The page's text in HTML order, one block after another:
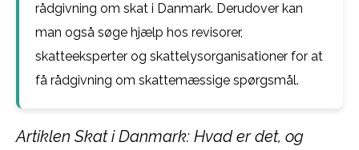
rådgivning om skat i Danmark. Derudover kan
man også søge hjælp hos revisorer,
skatteeksperter og skattelysorganisationer for at
få rådgivning om skattemæssige spørgsmål.
Artiklen Skat i Danmark: Hvad er det, og